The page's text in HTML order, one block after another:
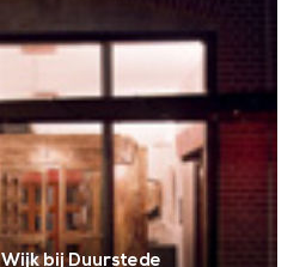
Wijk bij Duurstede